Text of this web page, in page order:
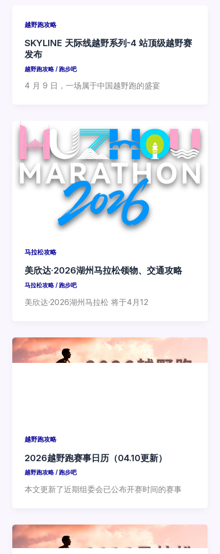
越野跑攻略
SKYLINE 天际线越野系列-4 站顶级越野赛
发布
越野跑攻略/ 跑步吧
4 月 9 日，一场属于中国越野跑的盛宴
马拉松攻略
美欣达·2026湖州马拉松领物、交通攻略
马拉松攻略/ 跑步吧
美欣达·2026湖州马拉松 将于4月12
越野跑攻略
2026越野跑赛事日历（04.10更新）
越野跑攻略/ 跑步吧
本文更新了近期组委会已公布开赛时间的赛事